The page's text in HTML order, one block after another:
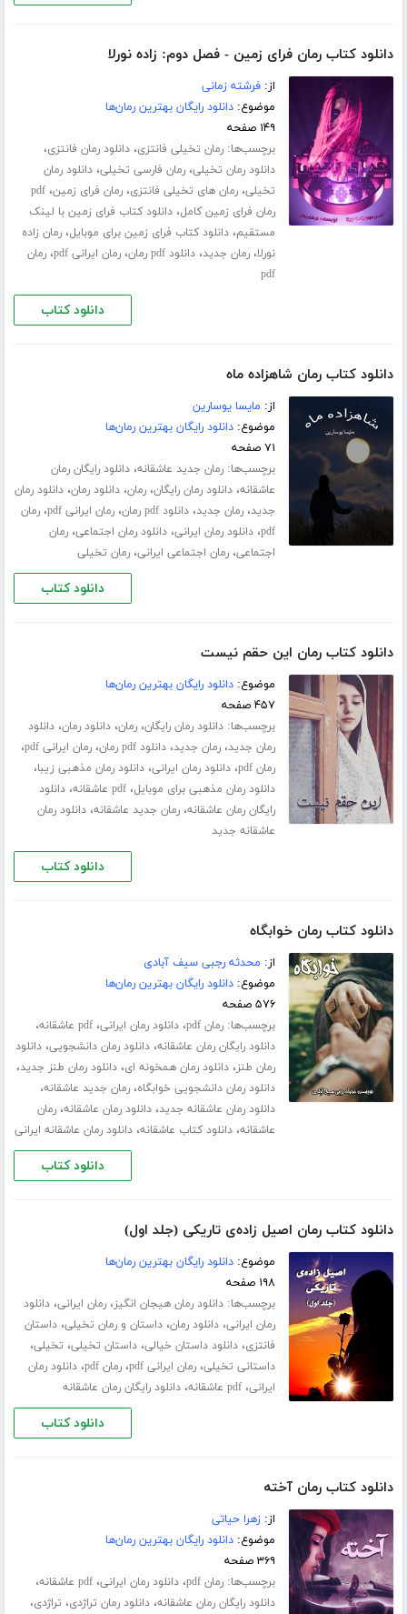
دانلود کتاب رمان فرای زمین - فصل دوم: زاده نورلا
از:فرشته زمانی
موضوع:دانلود رایگان بهترین رمان‌ها
۱۴۹ صفحه
برچسب‌ها:رمان تخیلی فانتزی،دانلود رمان فانتزی،
دانلود رمان تخیلی،رمان فارسی تخیلی،دانلود رمان
تخیلی،رمان های تخیلی فانتزی،رمان فرای زمین،pdf
رمان فرای زمین کامل،دانلود کتاب فرای زمین با لینک
مستقیم،دانلود کتاب فرای زمین برای موبایل،رمان زاده
نورلا،رمان جدید،دانلود pdf رمان ،رمان ایرانی pdf ،رمان
pdf
دانلود کتاب
دانلود کتاب رمان شاهزاده ماه
از: مایسا یوسارین
موضوع:دانلود رایگان بهترین رمان‌ها
۷۱ صفحه
برچسب‌ها:رمان جدید عاشقانه،دانلود رایگان رمان
عاشقانه،دانلود رمان رایگان،رمان،دانلود رمان،دانلود رمان
جدید،رمان جدید،دانلود pdf رمان ،رمان ایرانی pdf ،رمان
pdf،دانلود رمان ایرانی،دانلود رمان اجتماعی،رمان
اجتماعی،رمان اجتماعی ایرانی،رمان تخیلی
دانلود کتاب
دانلود کتاب رمان این حقم نیست
موضوع:دانلود رایگان بهترین رمان‌ها
۴۵۷ صفحه
برچسب‌ها:دانلود رمان رایگان،رمان،دانلود رمان،دانلود
رمان جدید،رمان جدید،دانلود pdf رمان ،رمان ایرانی pdf ،
رمان pdf ،دانلود رمان ایرانی،دانلود رمان مذهبی زیبا،
دانلود رمان مذهبی برای موبایل،pdf عاشقانه ،دانلود
رایگان رمان عاشقانه،رمان جدید عاشقانه،دانلود رمان
عاشقانه جدید
دانلود کتاب
دانلود کتاب رمان خوابگاه
از: محدثه رجبی سیف آبادی
موضوع:دانلود رایگان بهترین رمان‌ها
۵۷۶ صفحه
برچسب‌ها:رمان pdf ،دانلود رمان ایرانی،pdf عاشقانه ،
دانلود رایگان رمان عاشقانه،دانلود رمان دانشجویی،دانلود
رمان طنز،دانلود رمان همخونه ای،دانلود رمان طنز جدید،
دانلود رمان دانشجویی خوابگاه،رمان جدید عاشقانه،
دانلود رمان عاشقانه جدید،دانلود رمان عاشقانه،رمان
عاشقانه،دانلود کتاب عاشقانه،دانلود رمان عاشقانه ایرانی
دانلود کتاب
دانلود کتاب رمان اصیل زاده‌ی تاریکی (جلد اول)
موضوع:دانلود رایگان بهترین رمان‌ها
۱۹۸ صفحه
برچسب‌ها:دانلود رمان هیجان انگیز،رمان ایرانی،دانلود
رمان ایرانی،دانلود رمان،داستان و رمان تخیلی،داستان
فانتزی،دانلود داستان خیالی،داستان تخیلی، تخیلی،
داستانی تخیلی،رمان ایرانی pdf ،رمان pdf ،دانلود رمان
ایرانی،pdf عاشقانه ،دانلود رایگان رمان عاشقانه
دانلود کتاب
دانلود کتاب رمان آخته
از:زهرا حیاتی
موضوع:دانلود رایگان بهترین رمان‌ها
۳۶۹ صفحه
برچسب‌ها:رمان pdf ،دانلود رمان ایرانی،pdf عاشقانه ،
دانلود رایگان رمان عاشقانه،دانلود رمان تراژدی، تراژدی،